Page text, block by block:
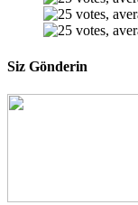
Siz Gönderin